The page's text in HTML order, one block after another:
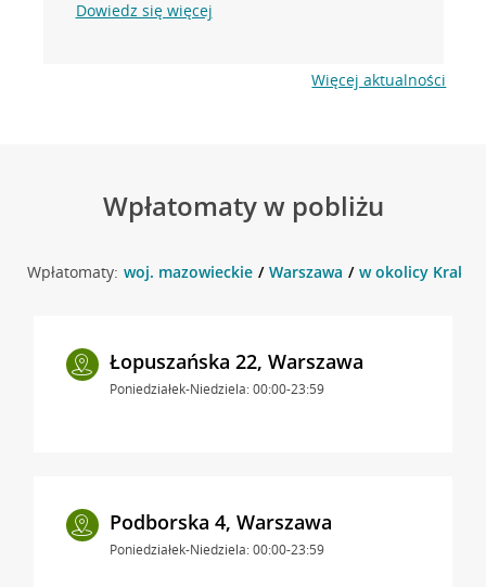
Dowiedz się więcej
Więcej aktualności
Wpłatomaty w pobliżu
Wpłatomaty: woj. mazowieckie Warszawa w okolicy
Łopuszańska 22, Warszawa
Poniedziałek-Niedziela: 00:00-23:59
Podborska 4, Warszawa
Poniedziałek-Niedziela: 00:00-23:59